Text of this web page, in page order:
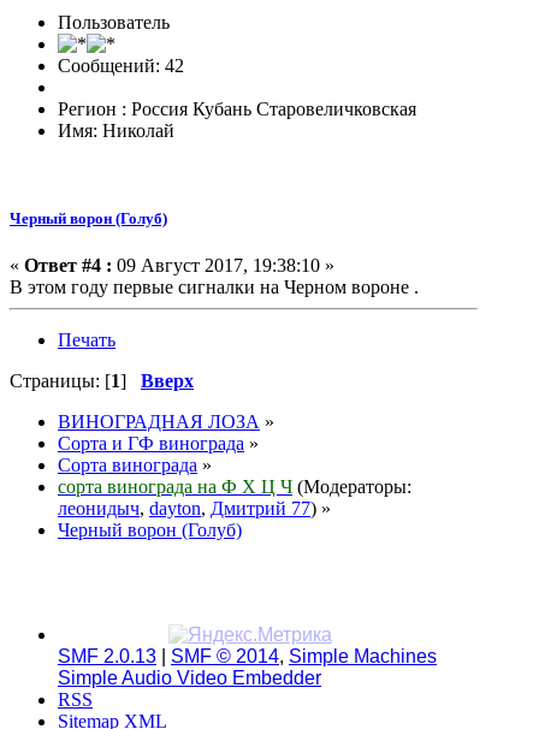
Пользователь
Сообщений: 42
Регион : Россия Кубань Старовеличковская
Имя: Николай
Черный ворон (Голуб)
« Ответ #4 : 09 Август 2017, 19:38:10 »
В этом году первые сигналки на Черном вороне .
Печать
Страницы: [1] Вверх
ВИНОГРАДНАЯ ЛОЗА »
Сорта и ГФ винограда »
Сорта винограда »
сорта винограда на Ф Х Ц Ч (Модераторы:
леонидыч, dayton, Дмитрий 77) »
Черный ворон (Голуб)
SMF 2.0.13 SMF © 2014, Simple Machines
Simple Audio Video Embedder
RSS
Sitemap XML